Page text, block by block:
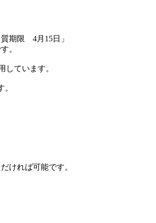
期限 4月15日」
。
しています。
ければ可能です。